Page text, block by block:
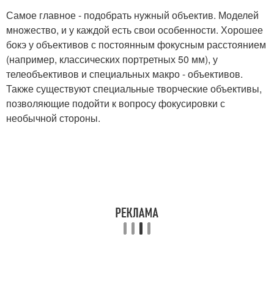
Самое главное - подобрать нужный объектив. Моделей
множество, и у каждой есть свои особенности. Хорошее
бокэ у объективов с постоянным фокусным расстоянием
(например, классических портретных 50 мм), у
телеобъективов и специальных макро - объективов.
Также существуют специальные творческие объективы,
позволяющие подойти к вопросу фокусировки с
необычной стороны.